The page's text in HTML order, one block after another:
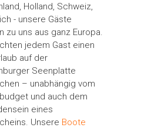
Holland, Schweiz,
- unsere Gäste
zu uns aus ganz Europa.
jedem Gast einen
auf der
Seenplatte
– unabhängig vom
und auch dem
eines
Unsere Boote